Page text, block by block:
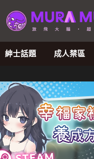
紳士話題 成人禁區